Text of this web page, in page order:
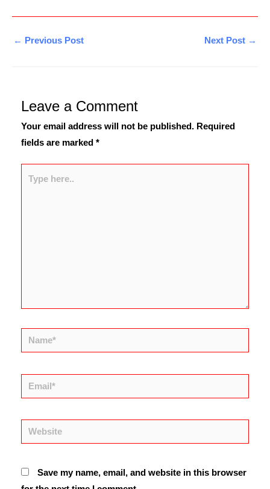
← Previous Post Next Post →
Leave a Comment
Your email address will not be published. Required
fields are marked *
Name*
Email*
Website
Save my name, email, and website in this browser